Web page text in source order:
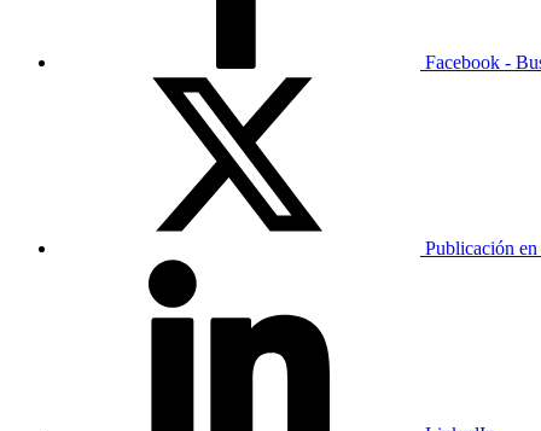
Facebook -
Publicación